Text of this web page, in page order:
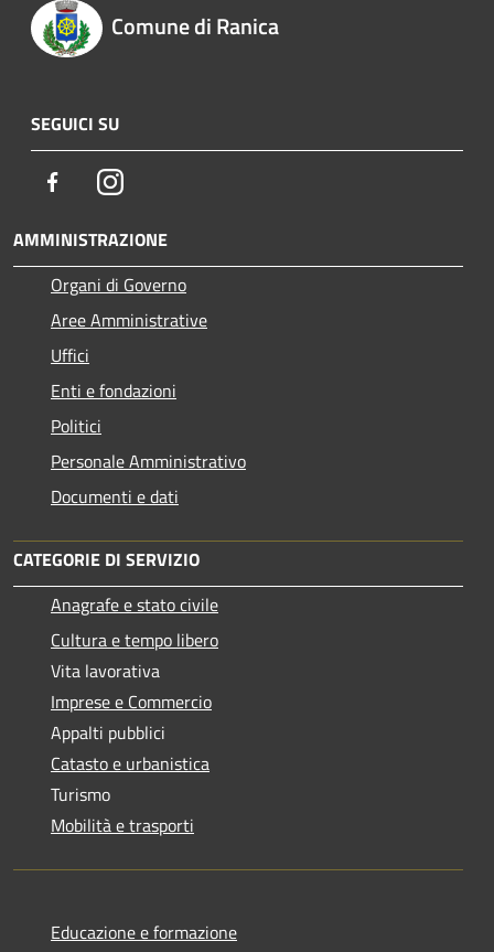
Comune di Ranica
SEGUICI SU
FacebookInstagram
AMMINISTRAZIONE
Organi di Governo
Aree Amministrative
Uffici
Enti e fondazioni
Politici
Personale Amministrativo
Documenti e dati
CATEGORIE DI SERVIZIO
Anagrafe e stato civile
Cultura e tempo libero
Vita lavorativa
Imprese e Commercio
Appalti pubblici
Catasto e urbanistica
Turismo
Mobilità e trasporti
Educazione e formazione